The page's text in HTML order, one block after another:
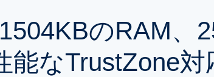
のRAM、
能なTrustZone